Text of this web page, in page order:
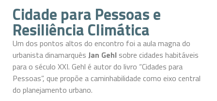
Cidade para Pessoas e
Resiliência Climática
Um dos pontos altos do encontro foi a aula magna do
urbanista dinamarquês Jan Gehl sobre cidades habitáveis
para o século XXI. Gehl é autor do livro “Cidades para
Pessoas”, que propõe a caminhabilidade como eixo central
do planejamento urbano.